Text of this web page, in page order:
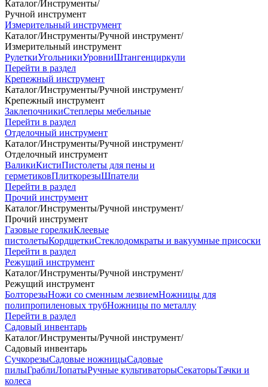
Каталог/Инструменты/
Ручной инструмент
Измерительный инструмент
Каталог/Инструменты/Ручной инструмент/
Измерительный инструмент
РулеткиУгольникиУровниШтангенциркули
Перейти в раздел
Крепежный инструмент
Каталог/Инструменты/Ручной инструмент/
Крепежный инструмент
ЗаклепочникиСтеплеры мебельные
Перейти в раздел
Отделочный инструмент
Каталог/Инструменты/Ручной инструмент/
Отделочный инструмент
ВаликиКистиПистолеты для пены и
герметиковПлиткорезыШпатели
Перейти в раздел
Прочий инструмент
Каталог/Инструменты/Ручной инструмент/
Прочий инструмент
Газовые горелкиКлеевые
пистолетыКордщеткиСтеклодомкраты и вакуумные присоски
Перейти в раздел
Режущий инструмент
Каталог/Инструменты/Ручной инструмент/
Режущий инструмент
БолторезыНожи со сменным лезвиемНожницы для
полипропиленовых трубНожницы по металлу
Перейти в раздел
Садовый инвентарь
Каталог/Инструменты/Ручной инструмент/
Садовый инвентарь
СучкорезыСадовые ножницыСадовые
пилыГраблиЛопатыРучные культиваторыСекаторыТачки и
колеса